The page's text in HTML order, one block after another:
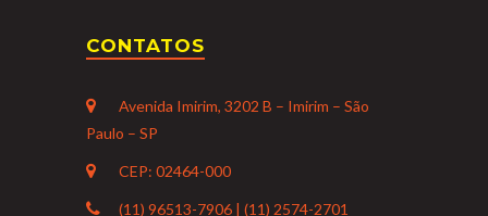
CONTATOS
Avenida Imirim, 3202 B – Imirim – São
Paulo – SP
CEP: 02464-000
(11) 96513-7906 | (11) 2574-2701